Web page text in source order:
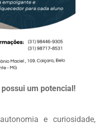
um potencial!
e curiosidade,